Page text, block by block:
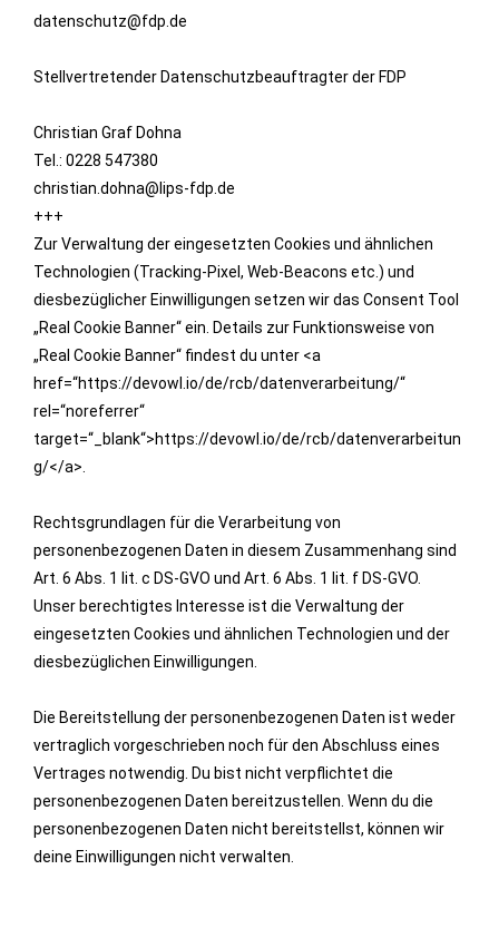
datenschutz@fdp.de
Stellvertretender Datenschutzbeauftragter der FDP
Christian Graf Dohna
Tel.: 0228 547380
christian.dohna@lips-fdp.de
+++
Zur Verwaltung der eingesetzten Cookies und ähnlichen
Technologien (Tracking-Pixel, Web-Beacons etc.) und
diesbezüglicher Einwilligungen setzen wir das Consent Tool
„Real Cookie Banner“ ein. Details zur Funktionsweise von
„Real Cookie Banner“ findest du unter <a
href=“https://devowl.io/de/rcb/datenverarbeitung/“
rel=“noreferrer“
target=“_blank“>https://devowl.io/de/rcb/datenverarbeitun
g/</a>.
Rechtsgrundlagen für die Verarbeitung von
personenbezogenen Daten in diesem Zusammenhang sind
Art. 6 Abs. 1 lit. c DS-GVO und Art. 6 Abs. 1 lit. f DS-GVO.
Unser berechtigtes Interesse ist die Verwaltung der
eingesetzten Cookies und ähnlichen Technologien und der
diesbezüglichen Einwilligungen.
Die Bereitstellung der personenbezogenen Daten ist weder
vertraglich vorgeschrieben noch für den Abschluss eines
Vertrages notwendig. Du bist nicht verpflichtet die
personenbezogenen Daten bereitzustellen. Wenn du die
personenbezogenen Daten nicht bereitstellst, können wir
deine Einwilligungen nicht verwalten.